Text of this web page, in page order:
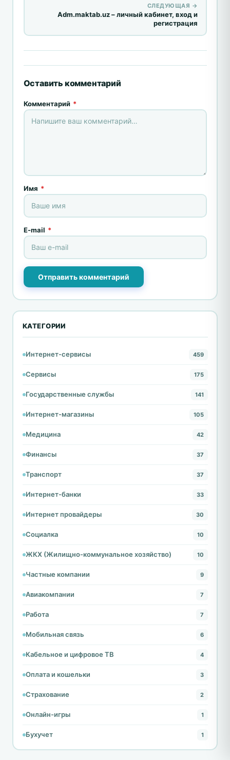
СЛЕДУЮЩАЯ →
Adm.maktab.uz – личный кабинет, вход и
регистрация
Оставить комментарий
Комментарий *
Имя *
E-mail *
Отправить комментарий
КАТЕГОРИИ
Интернет-сервисы 459
Сервисы 175
Государственные службы 141
Интернет-магазины 105
Медицина 42
Финансы 37
Транспорт 37
Интернет-банки 33
Интернет провайдеры 30
Социалка 10
ЖКХ (Жилищно-коммунальное хозяйство) 10
Частные компании 9
Авиакомпании 7
Работа 7
Мобильная связь 6
Кабельное и цифровое ТВ 4
Оплата и кошельки 3
Страхование 2
Онлайн-игры 1
Бухучет 1